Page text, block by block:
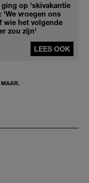
ging op 'skivakantie
'We vroegen ons
wie het volgende
zou zijn'
LEES OOK